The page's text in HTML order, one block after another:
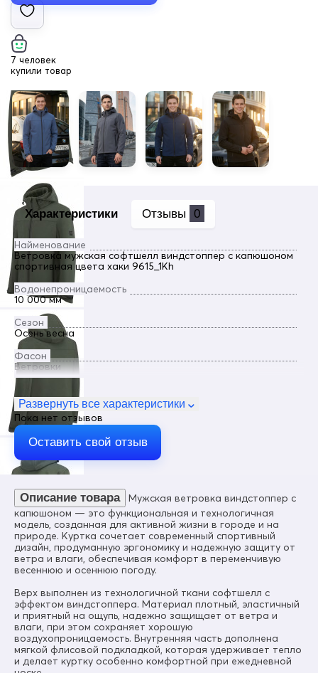
7 человек
купили товар
Характеристики Отзывы 0
Найменование
Ветровка мужская софтшелл виндстоппер с капюшоном
спортивная цвета хаки 9615_1Kh
Водонепроницаемость
10 000 мм
Сезон
Осень весна
Фасон
Ветровки
Пол
Мужской
Цвет
Хаки
Материал
Виндстоппер, Софтшелл, Мембранный материал,
Полиэстер
Состав
95% полиэстер, 5% спандекс
Тип ткани
Технологичная ткань Softshell с эффектом Windstopper
Материал подкладки
Полиэстер, флис
Материал подкладки воротника
Полиэстер, флис
Ветроустойчивость
8000 мм
Паропроницаемость
Развернуть все характеристики
Пока нет отзывов
Оставить свой отзыв
Описание товара
Мужская ветровка виндстоппер с
капюшоном — это функциональная и технологичная
модель, созданная для активной жизни в городе и на
природе. Куртка сочетает современный спортивный
дизайн, продуманную эргономику и надежную защиту от
ветра и влаги, обеспечивая комфорт в переменчивую
весеннюю и осеннюю погоду.
Верх выполнен из технологичной ткани софтшелл с
эффектом виндстоппера. Материал плотный, эластичный
и приятный на ощупь, надежно защищает от ветра и
влаги, при этом сохраняет хорошую
воздухопроницаемость. Внутренняя часть дополнена
мягкой флисовой подкладкой, которая удерживает тепло
и делает куртку особенно комфортной при ежедневной